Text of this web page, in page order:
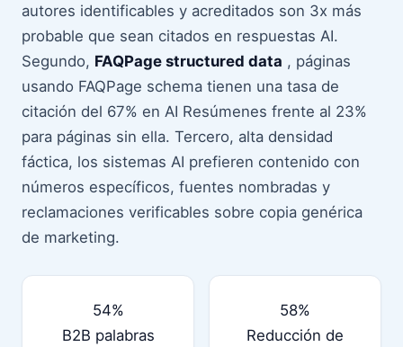
autores identificables y acreditados son 3x más
probable que sean citados en respuestas AI.
Segundo, FAQPage structured data , páginas
usando FAQPage schema tienen una tasa de
citación del 67% en AI Resúmenes frente al 23%
para páginas sin ella. Tercero, alta densidad
fáctica, los sistemas AI prefieren contenido con
números específicos, fuentes nombradas y
reclamaciones verificables sobre copia genérica
de marketing.
54%
B2B palabras
58%
Reducción de